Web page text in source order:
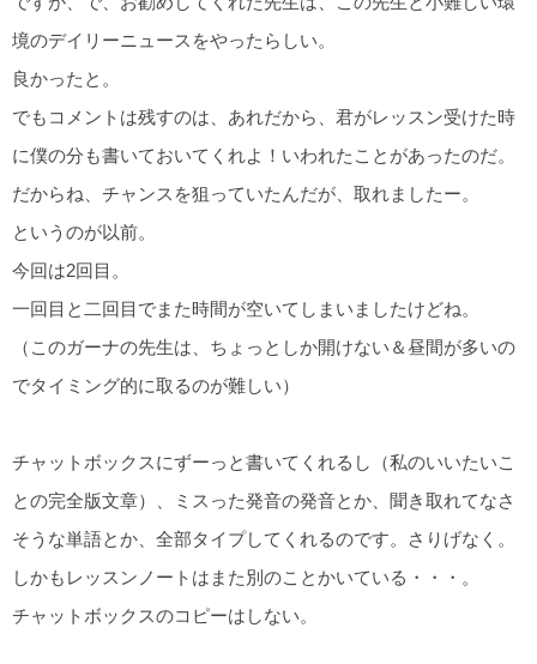
境のデイリーニュースをやったらしい。
良かったと。
でもコメントは残すのは、あれだから、君がレッスン受けた時
に僕の分も書いておいてくれよ！いわれたことがあったのだ。
だからね、チャンスを狙っていたんだが、取れましたー。
というのが以前。
今回は2回目。
一回目と二回目でまた時間が空いてしまいましたけどね。
（このガーナの先生は、ちょっとしか開けない＆昼間が多いの
でタイミング的に取るのが難しい）
チャットボックスにずーっと書いてくれるし（私のいいたいこ
との完全版文章）、ミスった発音の発音とか、聞き取れてなさ
そうな単語とか、全部タイプしてくれるのです。さりげなく。
しかもレッスンノートはまた別のことかいている・・・。
チャットボックスのコピーはしない。